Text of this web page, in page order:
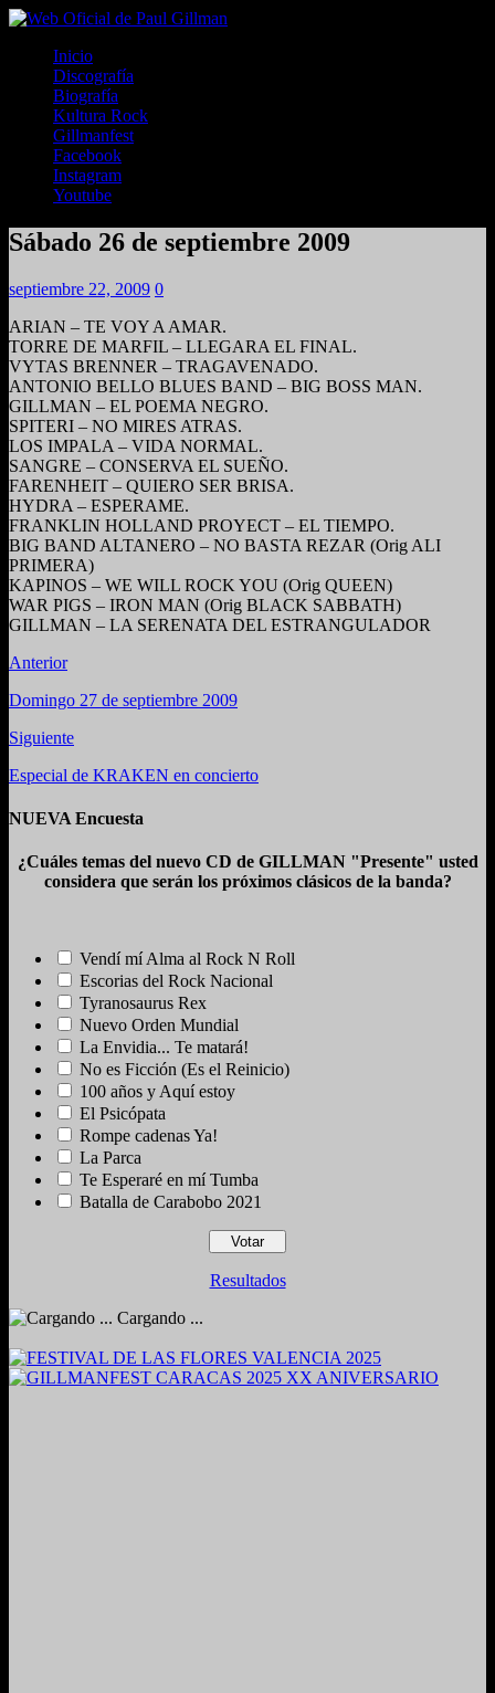
Inicio
Discografía
Biografía
Kultura Rock
Gillmanfest
Facebook
Instagram
Youtube
Sábado 26 de septiembre 2009
septiembre 22, 2009 0
ARIAN – TE VOY A AMAR.
TORRE DE MARFIL – LLEGARA EL FINAL.
VYTAS BRENNER – TRAGAVENADO.
ANTONIO BELLO BLUES BAND – BIG BOSS MAN.
GILLMAN – EL POEMA NEGRO.
SPITERI – NO MIRES ATRAS.
LOS IMPALA – VIDA NORMAL.
SANGRE – CONSERVA EL SUEÑO.
FARENHEIT – QUIERO SER BRISA.
HYDRA – ESPERAME.
FRANKLIN HOLLAND PROYECT – EL TIEMPO.
BIG BAND ALTANERO – NO BASTA REZAR (Orig ALI
PRIMERA)
KAPINOS – WE WILL ROCK YOU (Orig QUEEN)
WAR PIGS – IRON MAN (Orig BLACK SABBATH)
GILLMAN – LA SERENATA DEL ESTRANGULADOR
Anterior
Domingo 27 de septiembre 2009
Siguiente
Especial de KRAKEN en concierto
NUEVA Encuesta
¿Cuáles temas del nuevo CD de GILLMAN "Presente" usted
considera que serán los próximos clásicos de la banda?
Vendí mí Alma al Rock N Roll
Escorias del Rock Nacional
Tyranosaurus Rex
Nuevo Orden Mundial
La Envidia... Te matará!
No es Ficción (Es el Reinicio)
100 años y Aquí estoy
El Psicópata
Rompe cadenas Ya!
La Parca
Te Esperaré en mí Tumba
Batalla de Carabobo 2021
Resultados
Cargando ...